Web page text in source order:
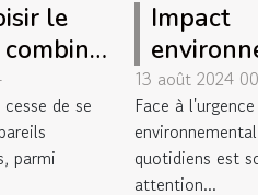
le
de se
parmi
Impact
durable
13 août 2024
Face à
quotidiens est
attention...